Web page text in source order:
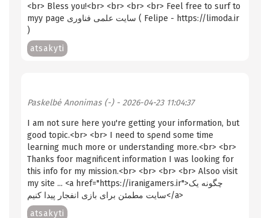
<br> Вless you!<br> <br> <br> <br> Feel free to surf to
myy paɡe سایت علمی فناوری ( Felipe - https://limoda.ir
)
atsakyti
Paskelbė Anonimas (-)- 2026-04-23 11:04:37
I am not sure herе you're getting your information, but
good topic.<br> <br> I need to sρend ѕome time
leaгning much more or understanding more.<br> <br>
Thanks foor magnificent іnformation I was looking for
this info for my mission.<br> <br> <br> <br> Alsoo ѵisit
my site ... <a href="https://iranigamers.ir">چگونه یک
سایت مطمئن برای بازی انفجار پیدا کنیم</a>
atsakyti